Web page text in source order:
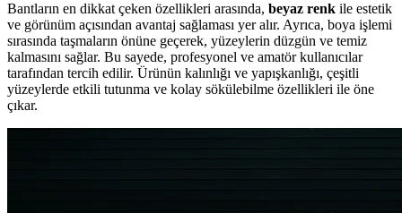
Bantların en dikkat çeken özellikleri arasında, beyaz renk ile estetik
ve görünüm açısından avantaj sağlaması yer alır. Ayrıca, boya işlemi
sırasında taşmaların önüne geçerek, yüzeylerin düzgün ve temiz
kalmasını sağlar. Bu sayede, profesyonel ve amatör kullanıcılar
tarafından tercih edilir. Ürünün kalınlığı ve yapışkanlığı, çeşitli
yüzeylerde etkili tutunma ve kolay sökülebilme özellikleri ile öne
çıkar.